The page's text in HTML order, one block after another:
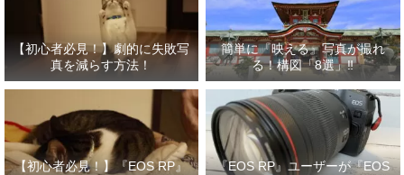
【初心者必見！】劇的に失敗写
真を減らす方法！
簡単に『映える』写真が撮れ
る！構図「8選」‼
【初心者必見！】『EOS RP』
『EOS RP』ユーザーが『EOS